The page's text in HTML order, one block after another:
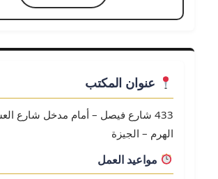
عنوان المكتب
433 شارع فيصل – أمام مدخل شارع
الهرم – الجيزة
مواعيد العمل